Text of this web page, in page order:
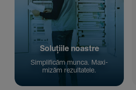
Solu­țiile noastre
Simpli­ficăm munca. Maxi­
mizăm rezul­ta­tele.